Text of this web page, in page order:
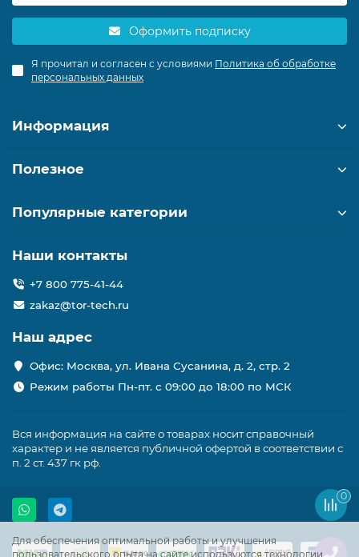
Для обеспечения оптимальной работы и улучшения
пользовательского опыта на сайте используются технологии
Оформить подписку
Я прочитал и согласен с условиями Политика об обработке
персональных данных
Информация
Полезное
Популярные категории
Наши контакты
+7 800 775-41-44
zakaz@tor-tech.ru
Наш адрес
Офис: Москва, ул. Ивана Сусанина, д. 2, стр. 2
Режим работы Пн-пт. с 09:00 до 18:00 по МСК
Вся информация на сайте о товарах носит справочный
характер и не является публичной офертой в соответствии с
п. 2 ст. 437 гк рф.
0